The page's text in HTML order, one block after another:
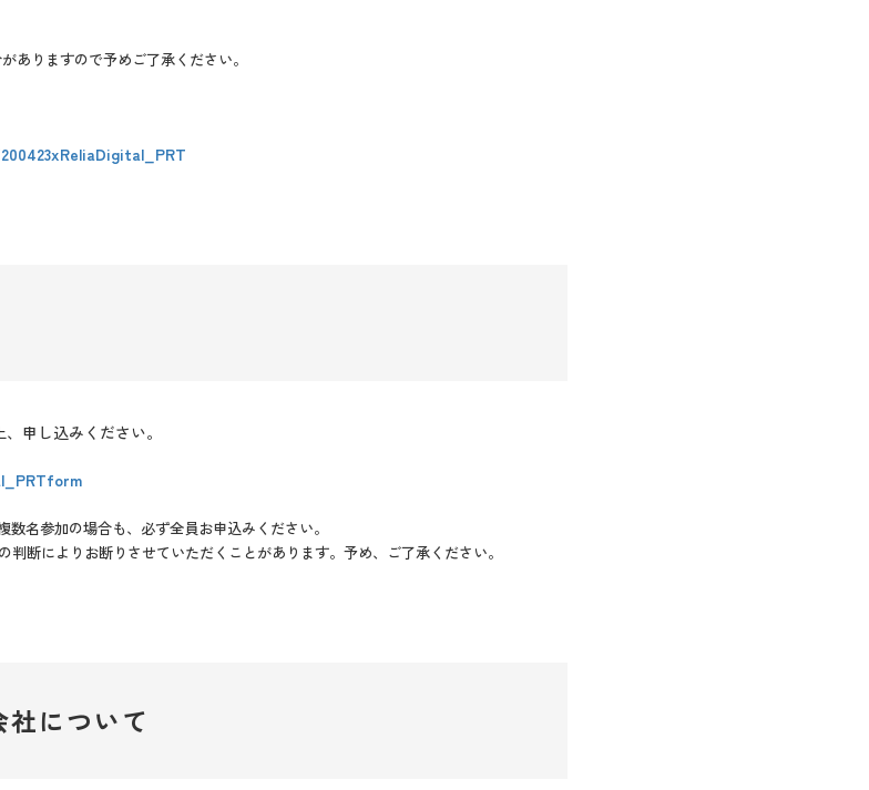
ありますので予めご了承ください。
申し込みください。
名参加の場合も、必ず全員お申込みください。
断によりお断りさせていただくことがあります。予め、ご了承ください。
社について